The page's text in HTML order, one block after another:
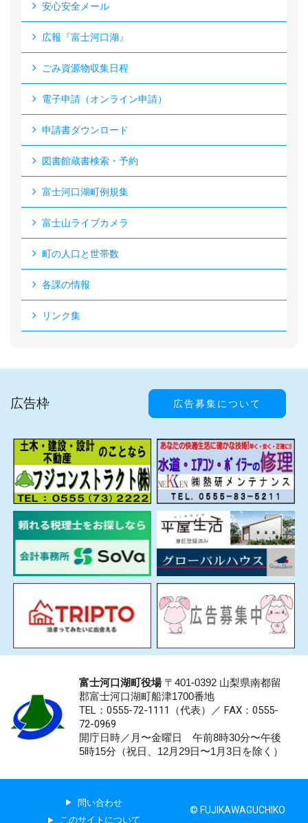
安心安全メール
広報『富士河口湖』
ごみ資源物収集日程
電子申請（オンライン申請）
申請書ダウンロード
図書館蔵書検索・予約
富士河口湖町例規集
富士山ライブカメラ
町の人口と世帯数
各課の情報
リンク集
広告枠 広告募集について
富士河口湖町役場〒401-0392 山梨県南都留
郡富士河口湖町船津1700番地
TEL：0555-72-1111 （代表）／ FAX：0555-
72-0969
開庁日時／月〜金曜日 午前8時30分〜午後
5時15分（祝日、12月29日〜1月3日を除く）
問い合わせ
このサイトについて
© FUJIKAWAGUCHIKO